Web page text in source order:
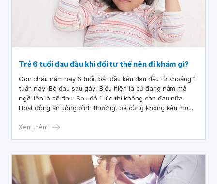
Trẻ 6 tuổi đau đầu khi đổi tư thế nên đi khám gì?
Con cháu năm nay 6 tuổi, bắt đầu kêu đau đầu từ khoảng 1
tuần nay. Bé đau sau gáy. Biểu hiện là cứ đang nằm mà
ngồi lên là sẽ đau. Sau đó 1 lúc thì không còn đau nữa.
Hoạt động ăn uống bình thường, bé cũng không kêu mờ
không có vấn đề gì. Nhưng thỉnh thoảng cứ đang nằm mà
Xem thêm